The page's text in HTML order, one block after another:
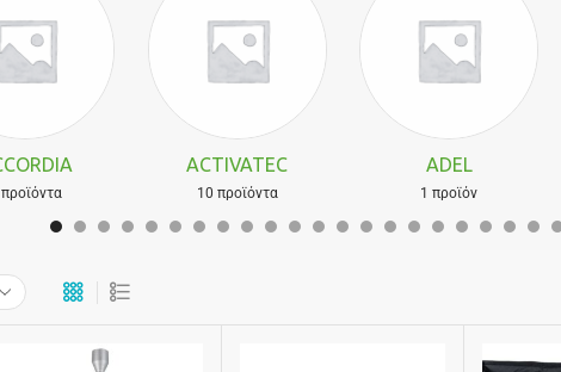
ACTIVATEC
10 προϊόντα
ADEL
1 προϊόν